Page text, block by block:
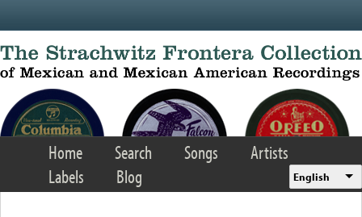
Home Search Songs
Artists
Labels
Blog English